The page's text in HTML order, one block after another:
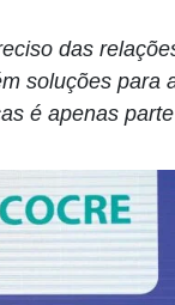
das
soluções para
é apenas